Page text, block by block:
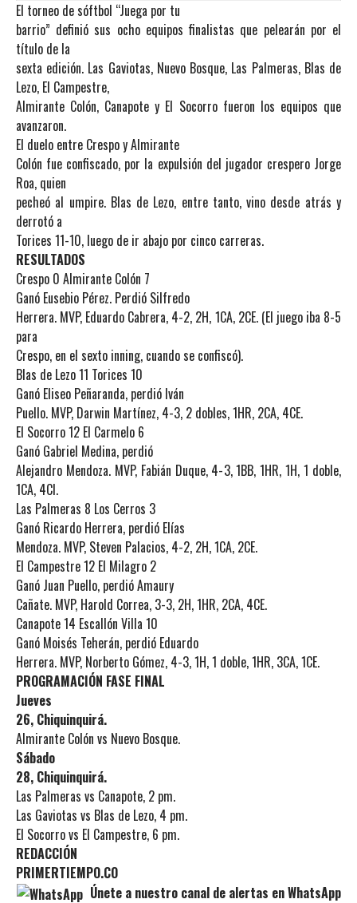
El torneo de sóftbol “Juega por tu
barrio” definió sus ocho equipos finalistas que pelearán por el
título de la
sexta edición. Las Gaviotas, Nuevo Bosque, Las Palmeras, Blas de
Lezo, El Campestre,
Almirante Colón, Canapote y El Socorro fueron los equipos que
avanzaron.
El duelo entre Crespo y Almirante
Colón fue confiscado, por la expulsión del jugador crespero Jorge
Roa, quien
pecheó al umpire. Blas de Lezo, entre tanto, vino desde atrás y
derrotó a
Torices 11-10, luego de ir abajo por cinco carreras.
RESULTADOS
Crespo 0 Almirante Colón 7
Ganó Eusebio Pérez. Perdió Silfredo
Herrera. MVP, Eduardo Cabrera, 4-2, 2H, 1CA, 2CE. (El juego iba 8-5
para
Crespo, en el sexto inning, cuando se confiscó).
Blas de Lezo 11 Torices 10
Ganó Eliseo Peñaranda, perdió Iván
Puello. MVP, Darwin Martínez, 4-3, 2 dobles, 1HR, 2CA, 4CE.
El Socorro 12 El Carmelo 6
Ganó Gabriel Medina, perdió
Alejandro Mendoza. MVP, Fabián Duque, 4-3, 1BB, 1HR, 1H, 1 doble,
1CA, 4CI.
Las Palmeras 8 Los Cerros 3
Ganó Ricardo Herrera, perdió Elías
Mendoza. MVP, Steven Palacios, 4-2, 2H, 1CA, 2CE.
El Campestre 12 El Milagro 2
Ganó Juan Puello, perdió Amaury
Cañate. MVP, Harold Correa, 3-3, 2H, 1HR, 2CA, 4CE.
Canapote 14 Escallón Villa 10
Ganó Moisés Teherán, perdió Eduardo
Herrera. MVP, Norberto Gómez, 4-3, 1H, 1 doble, 1HR, 3CA, 1CE.
PROGRAMACIÓN FASE FINAL
Jueves
26, Chiquinquirá.
Almirante Colón vs Nuevo Bosque.
Sábado
28, Chiquinquirá.
Las Palmeras vs Canapote, 2 pm.
Las Gaviotas vs Blas de Lezo, 4 pm.
El Socorro vs El Campestre, 6 pm.
REDACCIÓN
PRIMERTIEMPO.CO
Únete a nuestro canal de alertas en WhatsApp